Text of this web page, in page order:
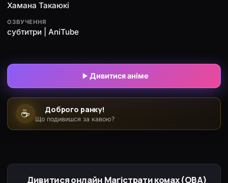
Хамана Такаюкі
ОЗВУЧЕННЯ
субтитри | AniTube
Дивитися аніме
☕ Доброго ранку!
Що подивишся за кавою?
Дивитися онлайн Магістрати комах (ОВА)